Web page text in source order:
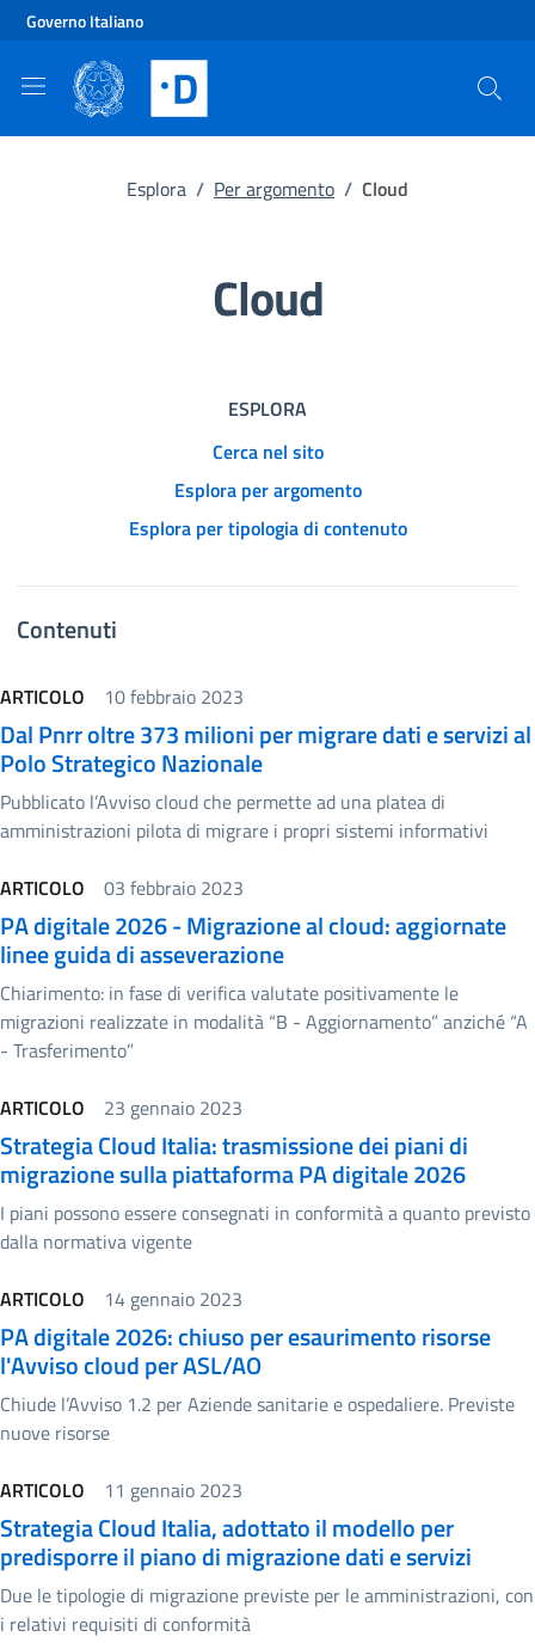
Vai al contenuto principale
Vai al footer
Governo Italiano
Esplora / Per argomento / Cloud
Cloud
ESPLORA
Cerca nel sito
Esplora per argomento
Esplora per tipologia di contenuto
Contenuti
ARTICOLO 10 febbraio 2023
Dal Pnrr oltre 373 milioni per migrare dati e servizi al
Polo Strategico Nazionale
Pubblicato l’Avviso cloud che permette ad una platea di
amministrazioni pilota di migrare i propri sistemi informativi
ARTICOLO
03 febbraio 2023
PA digitale 2026 - Migrazione al cloud: aggiornate
linee guida di asseverazione
Chiarimento: in fase di verifica valutate positivamente le
migrazioni realizzate in modalità “B - Aggiornamento” anziché “A
- Trasferimento”
ARTICOLO
23 gennaio 2023
Strategia Cloud Italia: trasmissione dei piani di
migrazione sulla piattaforma PA digitale 2026
I piani possono essere consegnati in conformità a quanto previsto
dalla normativa vigente
ARTICOLO
14 gennaio 2023
PA digitale 2026: chiuso per esaurimento risorse
l'Avviso cloud per ASL/AO
Chiude l’Avviso 1.2 per Aziende sanitarie e ospedaliere. Previste
nuove risorse
ARTICOLO
11 gennaio 2023
Strategia Cloud Italia, adottato il modello per
predisporre il piano di migrazione dati e servizi
Due le tipologie di migrazione previste per le amministrazioni, con
i relativi requisiti di conformità